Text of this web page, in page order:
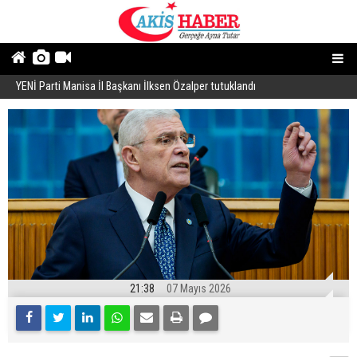
YENİ Parti Manisa İl Başkanı İlksen Özalper tutuklandı
21:38 07 Mayıs 2026